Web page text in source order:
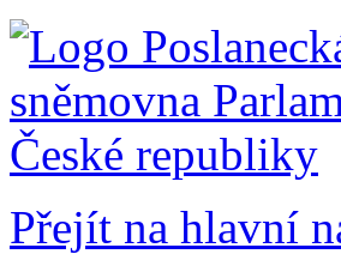
Přejít na hlavní